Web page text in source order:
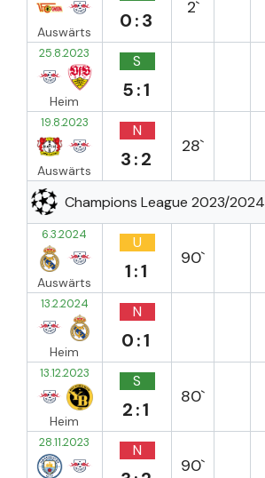
Auswärts 0:3
2`
25.8.2023
Heim
S
5:1
19.8.2023
Auswärts
N
3:2
28`
Champions League 2023/2024
6.3.2024
Auswärts
U
1:1
90`
13.2.2024
Heim
N
0:1
13.12.2023
Heim
S
2:1
80`
28.11.2023 N
90`